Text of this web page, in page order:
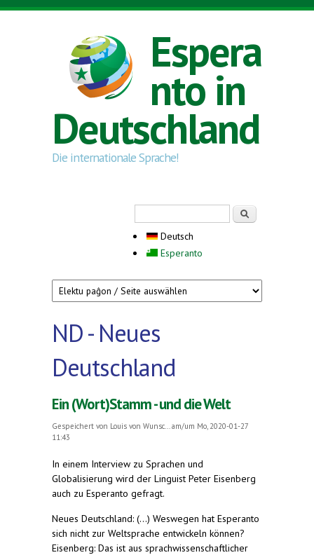
Direkt zum Inhalt
Espera
nto in
Deutschland
Die internationale Sprache!
Deutsch
Esperanto
ND - Neues
Deutschland
Ein (Wort)Stamm - und die Welt
Gespeichert von Louis von Wunsc...
am/um Mo, 2020-01-27
11:43
In einem Interview zu Sprachen und
Globalisierung wird der Linguist Peter Eisenberg
auch zu Esperanto gefragt.
Neues Deutschland: (...) Weswegen hat Esperanto
sich nicht zur Weltsprache entwickeln können?
Eisenberg: Das ist aus sprachwissenschaftlicher